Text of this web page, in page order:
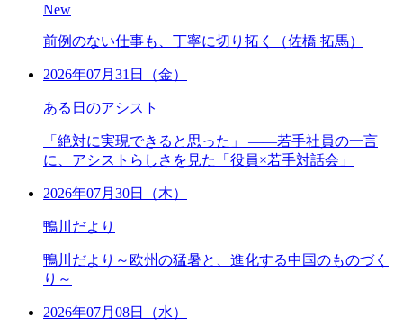
New
前例のない仕事も、丁寧に切り拓く（佐橋 拓馬）
2026年07月31日（金）
ある日のアシスト
「絶対に実現できると思った」 ――若手社員の一言
に、アシストらしさを見た「役員×若手対話会」
2026年07月30日（木）
鴨川だより
鴨川だより～欧州の猛暑と、進化する中国のものづく
り～
2026年07月08日（水）